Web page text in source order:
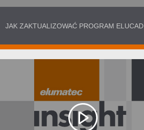
JAK ZAKTUALIZOWAĆ PROGRAM ELUCAD